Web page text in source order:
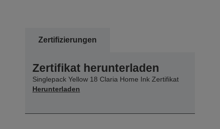
Zertifizierungen
Zertifikat herunterladen
Singlepack Yellow 18 Claria Home Ink Zertifikat
Herunterladen